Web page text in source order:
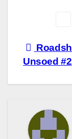
pos
Unsoed #2